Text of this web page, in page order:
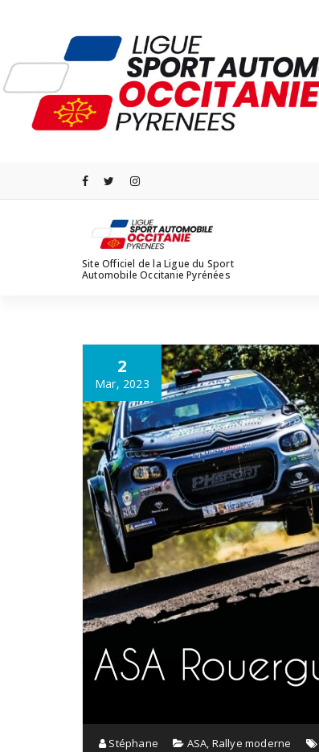
Site Officiel de la Ligue du Sport
Automobile Occitanie Pyrénées
2
Mar, 2023
Stéphane ASA, Rallye moderne